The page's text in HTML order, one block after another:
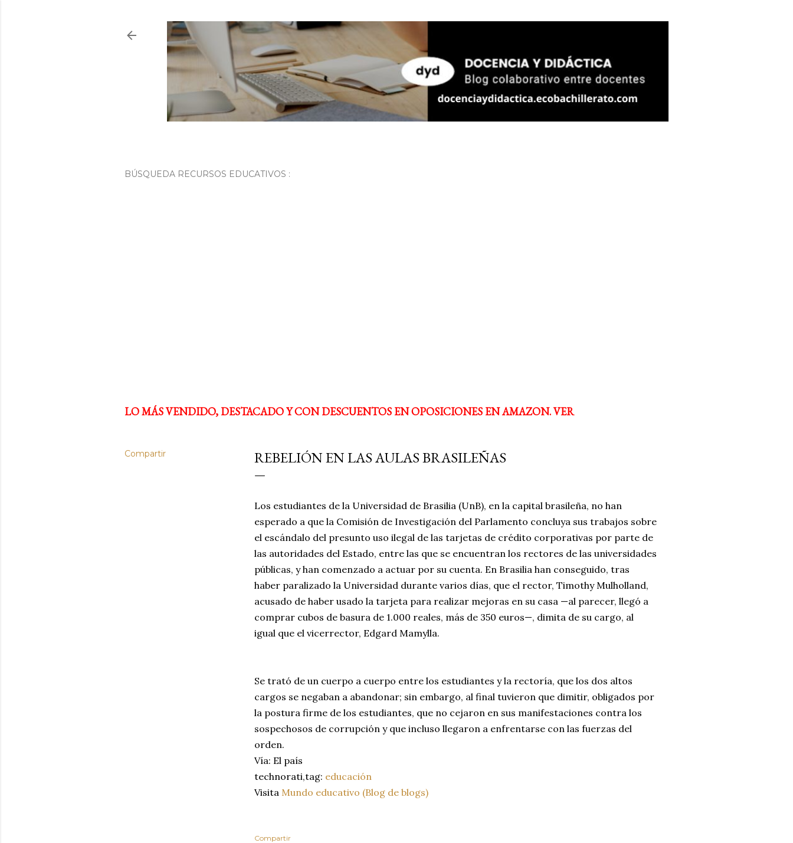
BÚSQUEDA RECURSOS EDUCATIVOS :
LO MÁS VENDIDO, DESTACADO Y CON DESCUENTOS EN OPOSICIONES EN AMAZON. VER
Compartir REBELIÓN EN LAS AULAS BRASILEÑAS
Los estudiantes de la Universidad de Brasilia (UnB), en la capital brasileña, no han
esperado a que la Comisión de Investigación del Parlamento concluya sus trabajos sobre
el escándalo del presunto uso ilegal de las tarjetas de crédito corporativas por parte de
las autoridades del Estado, entre las que se encuentran los rectores de las universidades
públicas, y han comenzado a actuar por su cuenta. En Brasilia han conseguido, tras
haber paralizado la Universidad durante varios días, que el rector, Timothy Mulholland,
acusado de haber usado la tarjeta para realizar mejoras en su casa —al parecer, llegó a
comprar cubos de basura de 1.000 reales, más de 350 euros—, dimita de su cargo, al
igual que el vicerrector, Edgard Mamylla.
Se trató de un cuerpo a cuerpo entre los estudiantes y la rectoría, que los dos altos
cargos se negaban a abandonar; sin embargo, al final tuvieron que dimitir, obligados por
la postura firme de los estudiantes, que no cejaron en sus manifestaciones contra los
sospechosos de corrupción y que incluso llegaron a enfrentarse con las fuerzas del
orden.
Vía: El país
technorati,tag: educación
Visita Mundo educativo (Blog de blogs)
Compartir